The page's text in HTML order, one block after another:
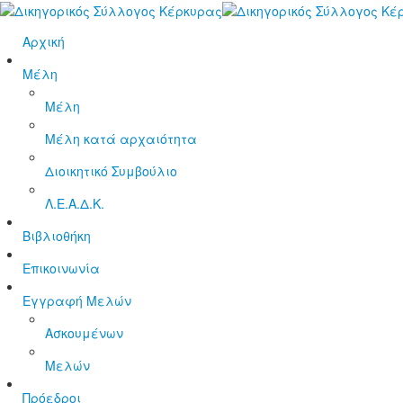
Αρχική
Μέλη
Μέλη
Μέλη κατά αρχαιότητα
Διοικητικό Συμβούλιο
Λ.Ε.Α.Δ.Κ.
Βιβλιοθήκη
Επικοινωνία
Εγγραφή Μελών
Ασκουμένων
Μελών
Πρόεδροι